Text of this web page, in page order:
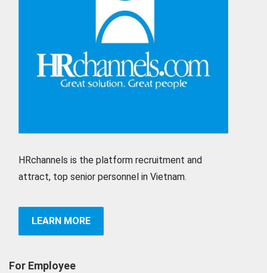
HRchannels is the platform recruitment and
attract, top senior personnel in Vietnam.
LEARN MORE
For Employee